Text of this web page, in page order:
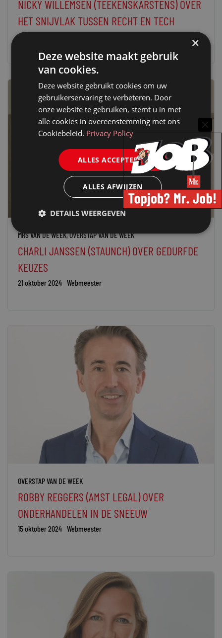
NICKY WILLEMSEN (TEEKENSKARSTENS) OVER
HET SNIJVLAK TUSSEN RECHT EN TECH
29 oktober 2024
MRS VAN DE WEEK,OVERSTAP VAN DE WEEK
CHARLI JANSSEN (STAUNCH) OVER GEDURFDE
KEUZES
21 oktober 2024 Webmeester
OVERSTAP VAN DE WEEK
ROBBY REGGERS (AMST LEGAL) OVER
ONDERHANDELEN IN DE SNEEUW
15 oktober 2024 Webmeester
×
Deze website maakt gebruik
van cookies.
Deze website gebruikt cookies om uw
gebruikerservaring te verbeteren. Door
onze website te gebruiken, stemt u in met
alle cookies in overeenstemming met ons
Cookiebeleid. Privacy Policy
ALLES ACCEPTEREN
ALLES AFWIJZEN
DETAILS WEERGEVEN